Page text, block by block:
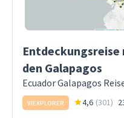
Entdeckungsreise
den Galapagos
Ecuador Galapagos
VIEXPLORER 4,6 (301)